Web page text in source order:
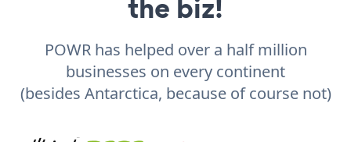
POWR has helped over a half million
businesses on every continent
(besides Antarctica, because of course not)